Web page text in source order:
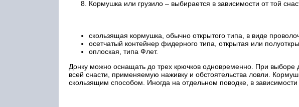
Кормушка или грузило – выбирается в зависимости от той
скользящая кормушка, обычно открытого типа, в виде
oсетчатый контейнер фидерного типа, открытая или
oплоская, типа Флет.
Донку можно оснащать до трех крючков одновременно. При выборе
всей снасти, применяемую наживку и обстоятельства ловли.
скользящим способом. Иногда на отдельном поводке, в